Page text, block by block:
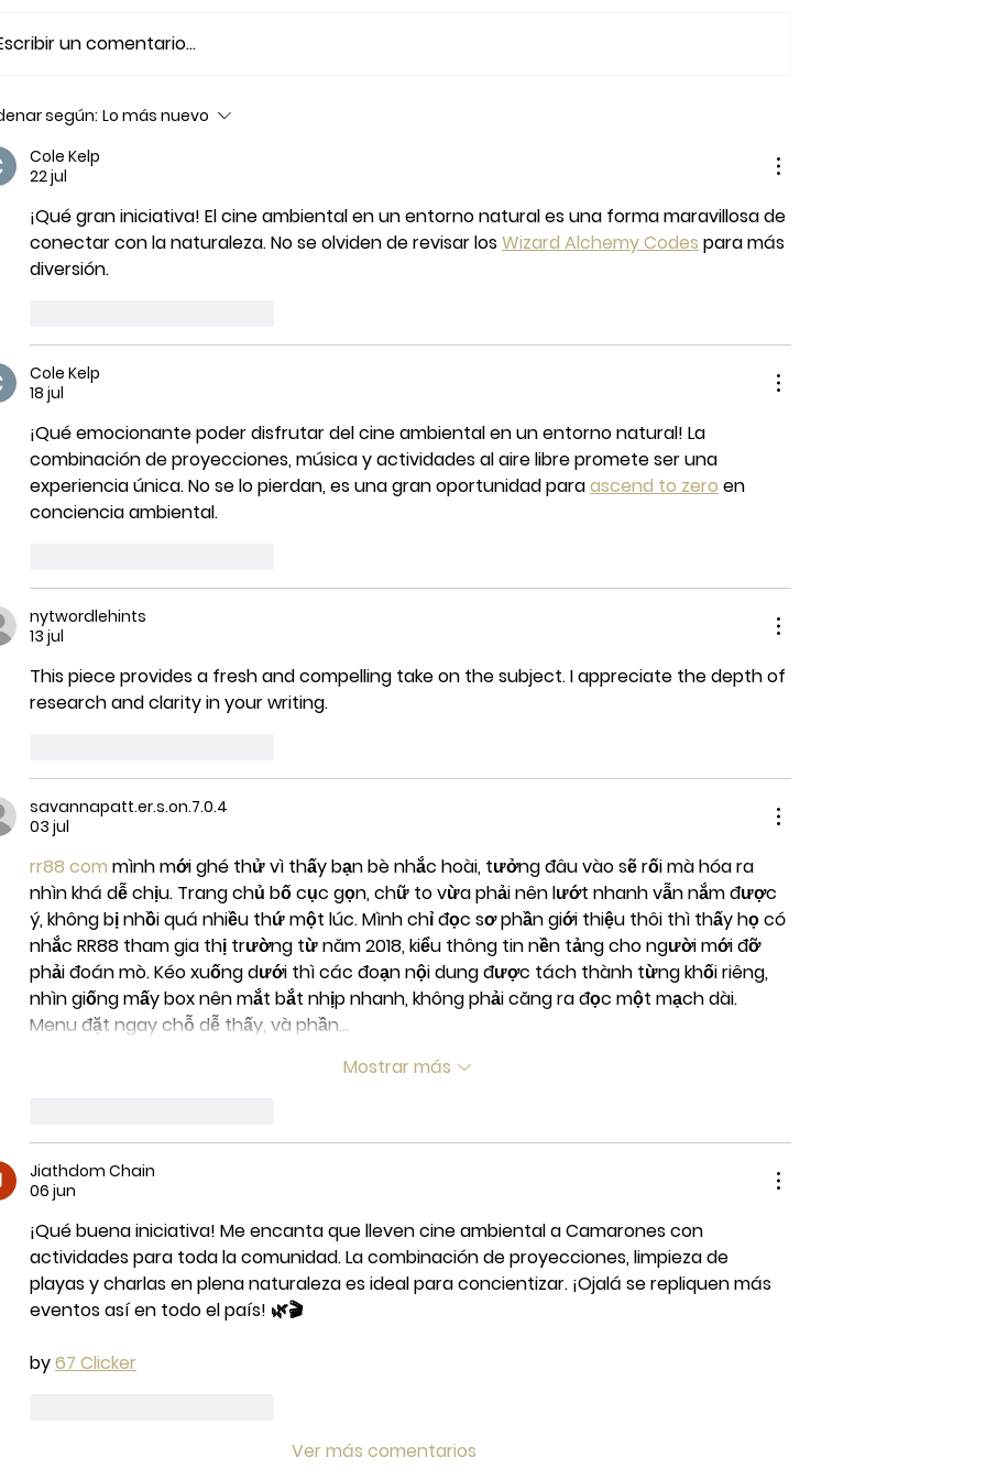
Más de 900 personas
proyecciones
Patagonia Eco Film Fest
en Expo Ambiente 2026
Rivadavia
Rivadavia
un comentario...
según: Lo más nuevo
Cole Kelp
22 jul
¡Qué gran iniciativa! El cine ambiental en un entorno natural es una forma maravillosa de
conectar con la naturaleza. No se olviden de revisar los Wizard Alchemy Codes para más
diversión.
Cole Kelp
18 jul
¡Qué emocionante poder disfrutar del cine ambiental en un entorno natural! La
combinación de proyecciones, música y actividades al aire libre promete ser una
experiencia única. No se lo pierdan, es una gran oportunidad para ascend to zero en
conciencia ambiental.
nytwordlehints
13 jul
This piece provides a fresh and compelling take on the subject. I appreciate the depth of
research and clarity in your writing.
savannapatt.er.s.on.7.0.4
03 jul
rr88 com mình mới ghé thử vì thấy bạn bè nhắc hoài, tưởng đâu vào sẽ rối mà hóa ra
nhìn khá dễ chịu. Trang chủ bố cục gọn, chữ to vừa phải nên lướt nhanh vẫn nắm được
ý, không bị nhồi quá nhiều thứ một lúc. Mình chỉ đọc sơ phần giới thiệu thôi thì thấy họ có
nhắc RR88 tham gia thị trường từ năm 2018, kiểu thông tin nền tảng cho người mới đỡ
phải đoán mò. Kéo xuống dưới thì các đoạn nội dung được tách thành từng khối riêng,
nhìn giống mấy box nên mắt bắt nhịp nhanh, không phải căng ra đọc một mạch dài.
Menu đặt ngay chỗ dễ thấy, và phần…
Mostrar más
Jiathdom Chain
06 jun
¡Qué buena iniciativa! Me encanta que lleven cine ambiental a Camarones con
actividades para toda la comunidad. La combinación de proyecciones, limpieza de
playas y charlas en plena naturaleza es ideal para concientizar. ¡Ojalá se repliquen más
eventos así en todo el país! 🌿🎬
by 67 Clicker
Ver más comentarios